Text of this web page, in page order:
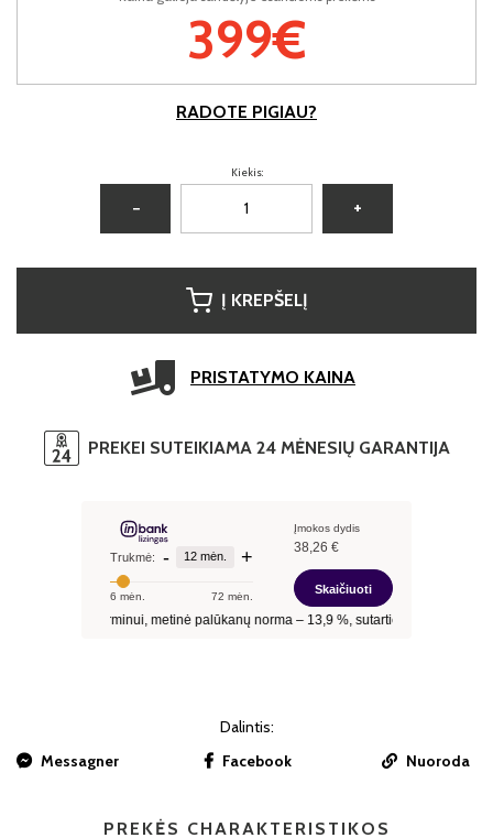
399€
RADOTE PIGIAU?
Kiekis:
− +
Į KREPŠELĮ
PRISTATYMO KAINA
PREKEI SUTEIKIAMA 24 MĖNESIŲ GARANTIJA
Dalintis:
Messagner
Facebook Nuoroda
PREKĖS CHARAKTERISTIKOS